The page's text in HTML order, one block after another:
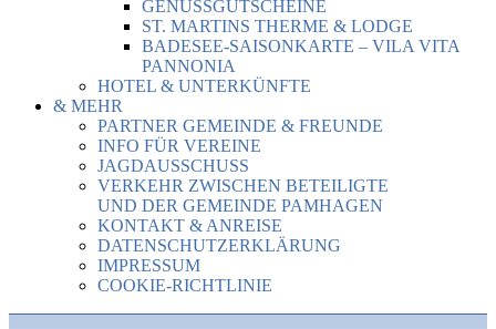
GENUSSGUTSCHEINE
ST. MARTINS THERME & LODGE
BADESEE-SAISONKARTE – VILA VITA
PANNONIA
HOTEL & UNTERKÜNFTE
& MEHR
PARTNER GEMEINDE & FREUNDE
INFO FÜR VEREINE
JAGDAUSSCHUSS
VERKEHR ZWISCHEN BETEILIGTE
UND DER GEMEINDE PAMHAGEN
KONTAKT & ANREISE
DATENSCHUTZERKLÄRUNG
IMPRESSUM
COOKIE-RICHTLINIE